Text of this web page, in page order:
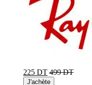
225 DT 499 DT
J'achète